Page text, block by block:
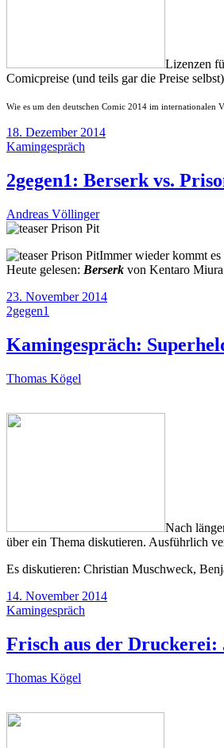
Lizenzen
Comicpreise (und teils gar die Preise
Wie es um den deutschen Comic 2014 im internationalen
18. Dezember 2014
Kamingespräch
2gegen1: Berserk vs.
Andreas Völlinger
Immer wieder kommt
Heute gelesen: Berserk von Kentaro
23. November 2014
2gegen1
Kamingespräch:
Thomas Kögel
Nach
über ein Thema diskutieren. Ausführlich
Es diskutieren: Christian Muschweck,
14. November 2014
Kamingespräch
Frisch aus der Druckerei:
Thomas Kögel